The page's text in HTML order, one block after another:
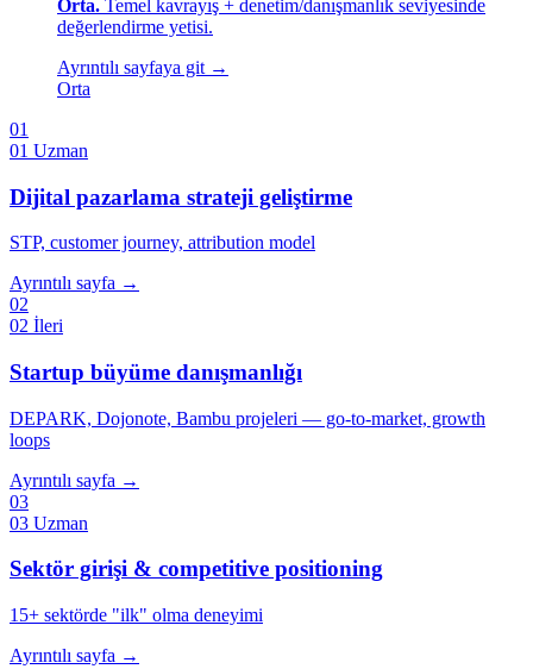
Orta. Temel kavrayış + denetim/danışmanlık seviyesinde
değerlendirme yetisi.
Ayrıntılı sayfaya git →
Orta
01
01 Uzman
Dijital pazarlama strateji geliştirme
STP, customer journey, attribution model
Ayrıntılı sayfa →
02
02 İleri
Startup büyüme danışmanlığı
DEPARK, Dojonote, Bambu projeleri — go-to-market, growth
loops
Ayrıntılı sayfa →
03
03 Uzman
Sektör girişi & competitive positioning
15+ sektörde "ilk" olma deneyimi
Ayrıntılı sayfa →